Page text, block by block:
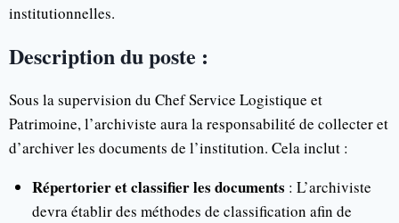
institutionnelles.
Description du poste :
Sous la supervision du Chef Service Logistique et
Patrimoine, l’archiviste aura la responsabilité de collecter et
d’archiver les documents de l’institution. Cela inclut :
Répertorier et classifier les documents : L’archiviste
devra établir des méthodes de classification afin de